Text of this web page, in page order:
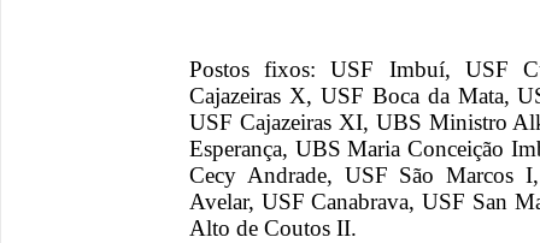
Postos fixos: USF Imbuí, USF
Cajazeiras X, USF Boca da Mata,
USF Cajazeiras XI, UBS Ministro
Esperança, UBS Maria Conceição
Cecy Andrade, USF São
Avelar, USF Canabrava, USF San
Alto de Coutos II.